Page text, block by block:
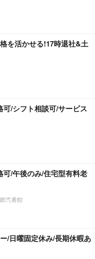
を活かせる!17時退社&土
可/シフト相談可/サービス
可/午後のみ/住宅型有料老
弐番館
/日曜固定休み/長期休暇あ